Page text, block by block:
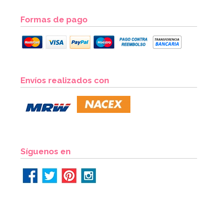
Formas de pago
Envíos realizados con
Síguenos en